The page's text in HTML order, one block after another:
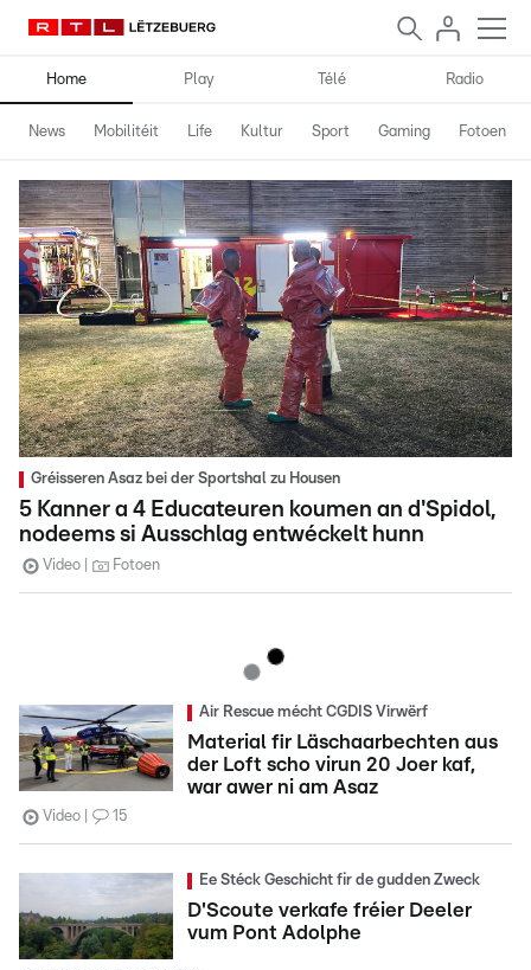
Home Play Télé Radio
News Mobilitéit Life Kultur Sport Gaming Fotoen
Gréisseren Asaz bei der Sportshal zu Housen
5 Kanner a 4 Educateuren koumen an d'Spidol,
nodeems si Ausschlag entwéckelt hunn
Video Fotoen
Air Rescue mécht CGDIS Virwërf
Material fir Läschaarbechten aus
der Loft scho virun 20 Joer kaf,
war awer ni am Asaz
Video 15
Ee Stéck Geschicht fir de gudden Zweck
D'Scoute verkafe fréier Deeler
vum Pont Adolphe